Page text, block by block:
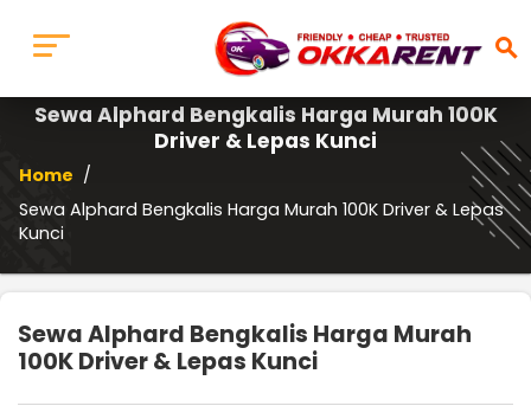
search
Sewa Alphard Bengkalis Harga Murah 100K
Driver & Lepas Kunci
Home /
Sewa Alphard Bengkalis Harga Murah 100K Driver & Lepas
Kunci
Sewa Alphard Bengkalis Harga Murah
100K Driver & Lepas Kunci